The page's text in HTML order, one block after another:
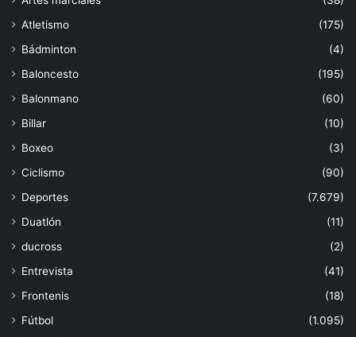
Atletismo
(175)
Bádminton
(4)
Baloncesto
(195)
Balonmano
(60)
Billar
(10)
Boxeo
(3)
Ciclismo
(90)
Deportes
(7.679)
Duatlón
(11)
ducross
(2)
Entrevista
(41)
Frontenis
(18)
Fútbol
(1.095)